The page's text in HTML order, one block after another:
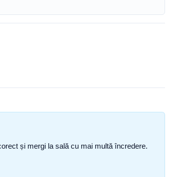
și mergi la sală cu mai multă încredere.